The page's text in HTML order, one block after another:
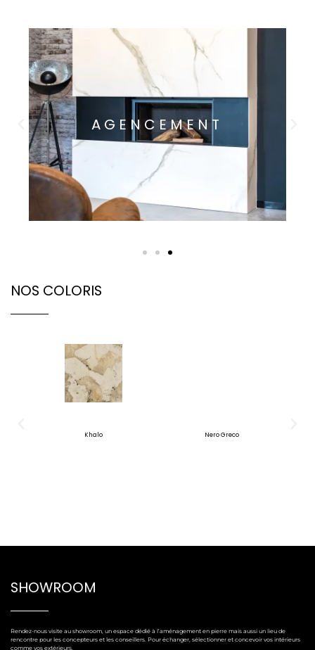
NOS COLORIS
Khalo Nero Greco
SHOWROOM
Rendez-nous visite au showroom, un espace dédié à l’aménagement en pierre mais aussi un lieu de
rencontre pour les concepteurs et les conseillers. Pour échanger, sélectionner et concevoir vos intérieurs
comme vos extérieurs.